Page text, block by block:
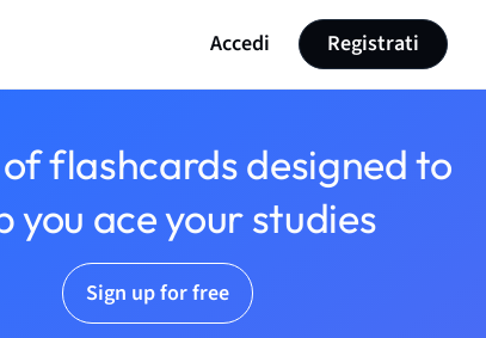
Accedi Registrati
flashcards designed to
you ace your studies
Sign up for free